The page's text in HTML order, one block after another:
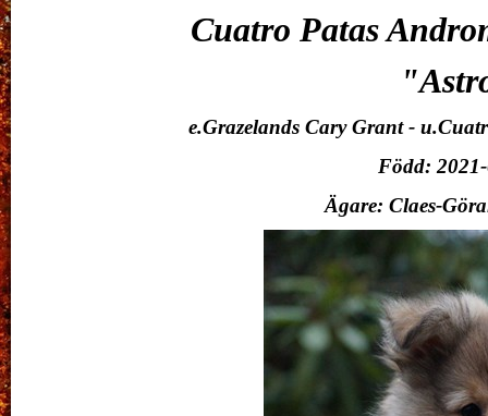
Cuatro Patas
e.Grazelands Cary Grant -
Född:
Ägare: Claes-